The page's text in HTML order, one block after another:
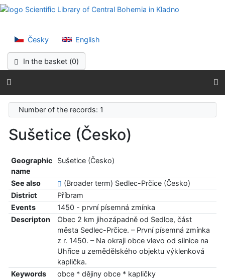
Go to content
Go to menu
Česky English
In the basket (0)
Number of the records: 1
Sušetice (Česko)
Geographic
name
Sušetice (Česko)
See also
(Broader term) Sedlec-Prčice (Česko)
District
Příbram
Events
1450 - první písemná zmínka
Descripton
Obec 2 km jihozápadně od Sedlce, část
města Sedlec-Prčice. – První písemná zmínka
z r. 1450. – Na okraji obce vlevo od silnice na
Uhřice u zemědělského objektu výklenková
kaplička.
Keywords
obce * dějiny obce * kapličky